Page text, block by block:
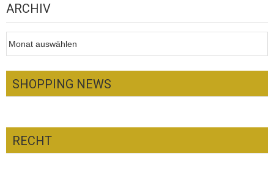
ARCHIV
SHOPPING NEWS
RECHT